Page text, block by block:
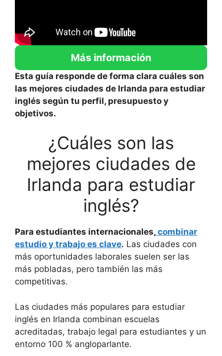
Más información
Esta guía responde de forma clara cuáles son
las mejores ciudades de Irlanda para estudiar
inglés según tu perfil, presupuesto y
objetivos.
¿Cuáles son las
mejores ciudades de
Irlanda para estudiar
inglés?
Para estudiantes internacionales, combinar
estudio y trabajo es clave. Las ciudades con
más oportunidades laborales suelen ser las
más pobladas, pero también las más
competitivas.
Las ciudades más populares para estudiar
inglés en Irlanda combinan escuelas
acreditadas, trabajo legal para estudiantes y un
entorno 100 % angloparlante.